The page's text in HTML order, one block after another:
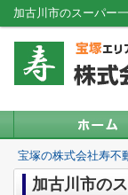
加古川市のスーパー
宝塚の株式会社寿不
加古川市の